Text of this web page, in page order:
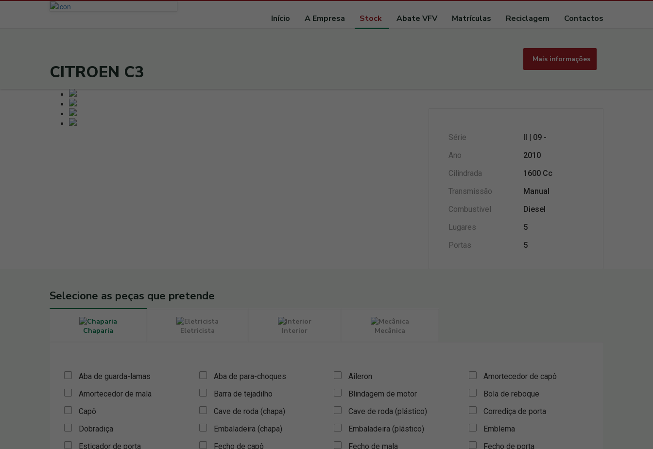
Início A Empresa Stock Abate VFV Matrículas Reciclagem Contactos
CITROEN C3
Mais informações
Série
II | 09 -
Ano
2010
Cilindrada
1600 Cc
Transmissão
Manual
Combustivel
Diesel
Lugares
5
Portas
5
Selecione as peças que pretende
Chaparia Eletricista Interior Mecânica
Aba de guarda-lamas Aba de para-choques Aileron
Amortecedor de capô
Amortecedor de mala
Barra de tejadilho Blindagem de motor
Bola de reboque
Capô
Cave de roda (chapa) Cave de roda (plástico)
Corrediça de porta
Dobradiça
Embaladeira (chapa) Embaladeira (plástico)
Emblema
Esticador de porta
Fecho de capô Fecho de mala
Fecho de porta